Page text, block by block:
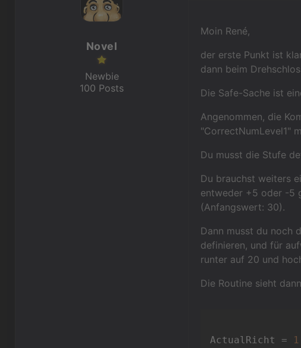
Moin René,
der erste Punkt ist
dann beim
Die Safe-Sache ist
Angenommen, die
"CorrectNumLevel1"
Du musst die Stufe
Du brauchst weiters
entweder +5 oder -5
(Anfangswert: 30).
Dann musst du noch
definieren, und für
runter auf 20 und
Die Routine sieht
ActualRicht = 1
Novel
Newbie
100 Posts